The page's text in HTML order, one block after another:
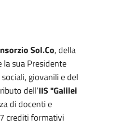
Sol.Co, della
la sua Presidente
giovanili e del
dell’IIS "Galilei
di docenti e
crediti formativi